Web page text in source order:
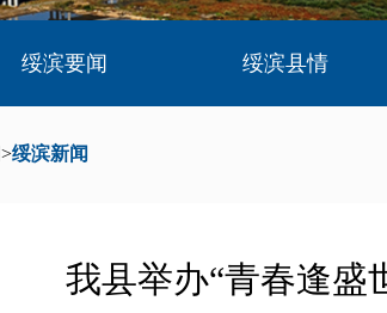
绥滨要闻 绥滨县情
>绥滨新闻
我县举办“青春逢盛